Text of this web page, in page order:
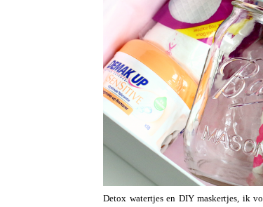
Detox watertjes en DIY maskertjes, ik